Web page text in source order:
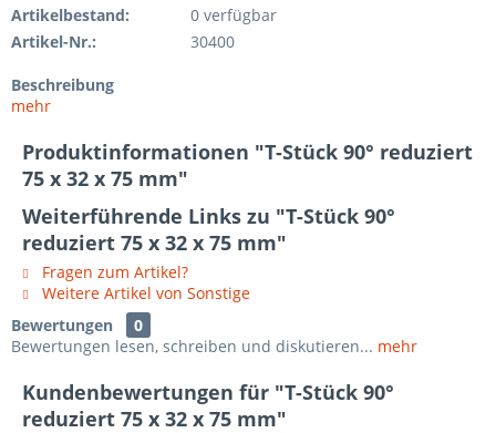
Artikelbestand:
0 verfügbar
Artikel-Nr.:
30400
Beschreibung
mehr
Produktinformationen "T-Stück 90° reduziert
75 x 32 x 75 mm"
Weiterführende Links zu "T-Stück 90°
reduziert 75 x 32 x 75 mm"
Fragen zum Artikel?
Weitere Artikel von Sonstige
Bewertungen
0
Bewertungen lesen, schreiben und diskutieren... mehr
Kundenbewertungen für "T-Stück 90°
reduziert 75 x 32 x 75 mm"